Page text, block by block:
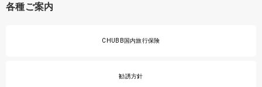
各種ご案内
CHUBB国内旅行保険
勧誘方針